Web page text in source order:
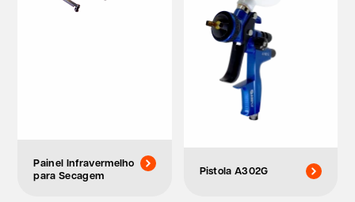
Painel Infravermelho
para Secagem
Pistola A302G